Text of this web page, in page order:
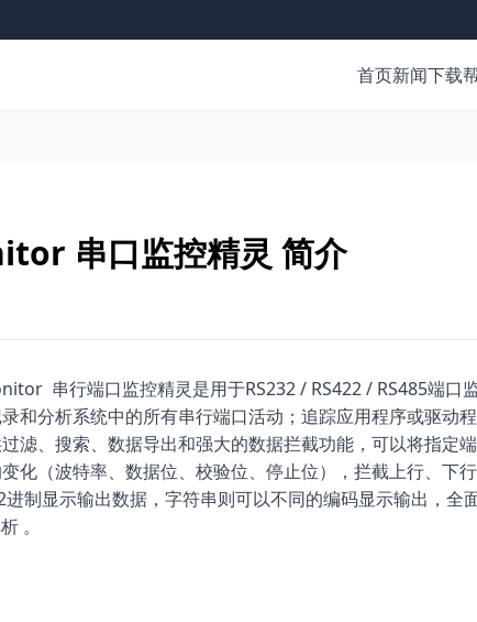
首页新闻下载
串口监控精灵 简介
串行端口监控精灵是用于RS232 / RS422 / RS485端口
和分析系统中的所有串行端口活动；追踪应用程序或驱动
滤、搜索、数据导出和强大的数据拦截功能，可以将指定
化（波特率、数据位、校验位、停止位），拦截上行、下
进制显示输出数据，字符串则可以不同的编码显示输出，全
。